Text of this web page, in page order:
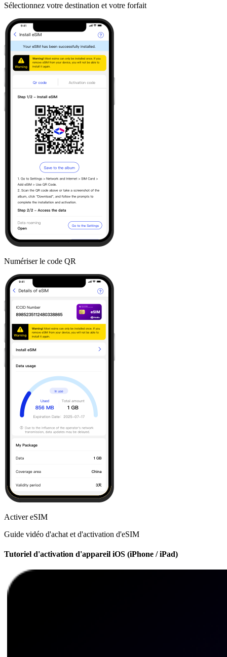
Sélectionnez votre destination et votre forfait
Numériser le code QR
Activer eSIM
Guide vidéo d'achat et d'activation d'eSIM
Tutoriel d'activation d'appareil iOS (iPhone / iPad)